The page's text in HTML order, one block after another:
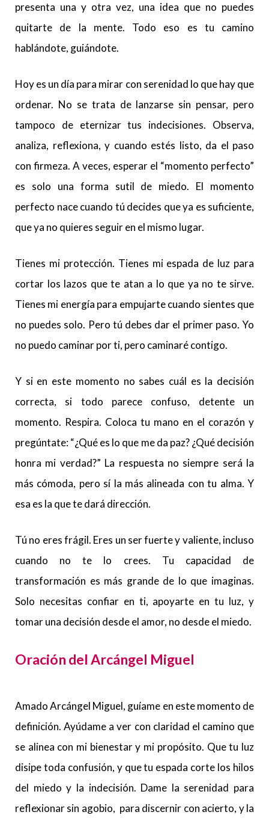
presenta una y otra vez, una idea que no puedes
quitarte de la mente. Todo eso es tu camino
hablándote, guiándote.
Hoy es un día para mirar con serenidad lo que hay que
ordenar. No se trata de lanzarse sin pensar, pero
tampoco de eternizar tus indecisiones. Observa,
analiza, reflexiona, y cuando estés listo, da el paso
con firmeza. A veces, esperar el “momento perfecto”
es solo una forma sutil de miedo. El momento
perfecto nace cuando tú decides que ya es suficiente,
que ya no quieres seguir en el mismo lugar.
Tienes mi protección. Tienes mi espada de luz para
cortar los lazos que te atan a lo que ya no te sirve.
Tienes mi energía para empujarte cuando sientes que
no puedes solo. Pero tú debes dar el primer paso. Yo
no puedo caminar por ti, pero caminaré contigo.
Y si en este momento no sabes cuál es la decisión
correcta, si todo parece confuso, detente un
momento. Respira. Coloca tu mano en el corazón y
pregúntate: “¿Qué es lo que me da paz? ¿Qué decisión
honra mi verdad?” La respuesta no siempre será la
más cómoda, pero sí la más alineada con tu alma. Y
esa es la que te dará dirección.
Tú no eres frágil. Eres un ser fuerte y valiente, incluso
cuando no te lo crees. Tu capacidad de
transformación es más grande de lo que imaginas.
Solo necesitas confiar en ti, apoyarte en tu luz, y
tomar una decisión desde el amor, no desde el miedo.
Oración del Arcángel Miguel
Amado Arcángel Miguel, guíame en este momento de
definición. Ayúdame a ver con claridad el camino que
se alinea con mi bienestar y mi propósito. Que tu luz
disipe toda confusión, y que tu espada corte los hilos
del miedo y la indecisión. Dame la serenidad para
reflexionar sin agobio, para discernir con acierto, y la